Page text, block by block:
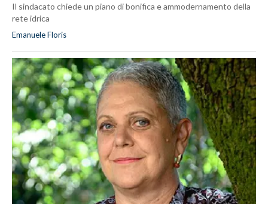
Il sindacato chiede un piano di bonifica e ammodernamento della
rete idrica
Emanuele Floris